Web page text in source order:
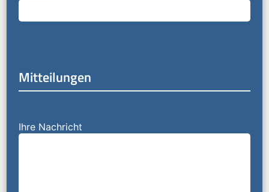
Mitteilungen
Ihre Nachricht